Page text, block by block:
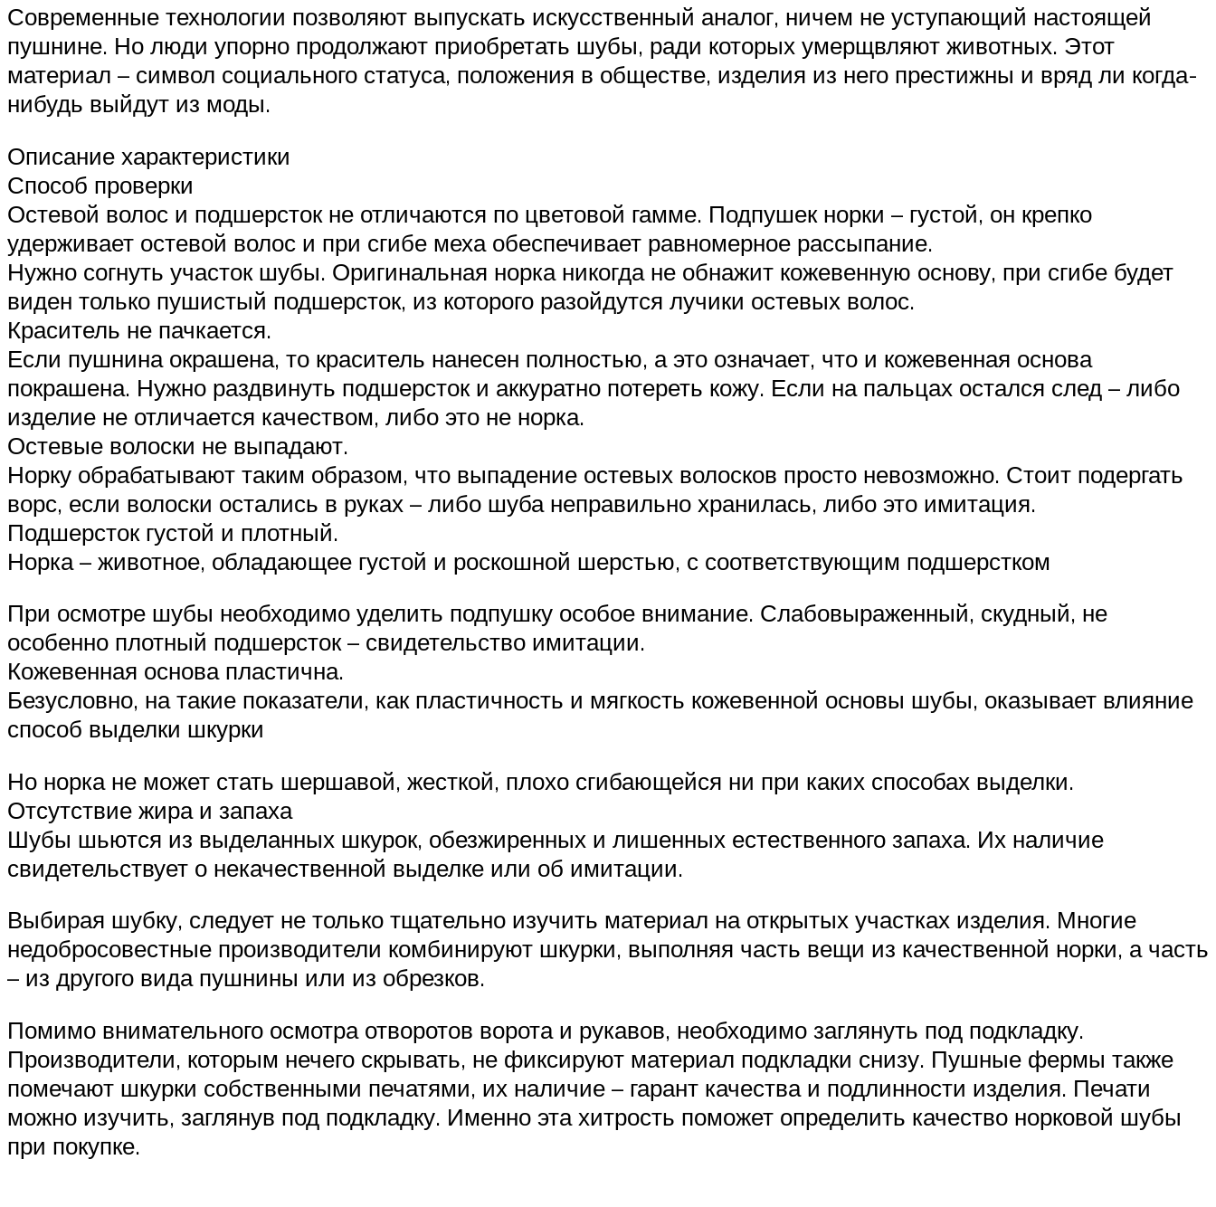
Современные технологии позволяют выпускать искусственный аналог, ничем не уступающий настоящей
пушнине. Но люди упорно продолжают приобретать шубы, ради которых умерщвляют животных. Этот
материал – символ социального статуса, положения в обществе, изделия из него престижны и вряд ли когда-
нибудь выйдут из моды.
Описание характеристики
Способ проверки
Остевой волос и подшерсток не отличаются по цветовой гамме. Подпушек норки – густой, он крепко
удерживает остевой волос и при сгибе меха обеспечивает равномерное рассыпание.
Нужно согнуть участок шубы. Оригинальная норка никогда не обнажит кожевенную основу, при сгибе будет
виден только пушистый подшерсток, из которого разойдутся лучики остевых волос.
Краситель не пачкается.
Если пушнина окрашена, то краситель нанесен полностью, а это означает, что и кожевенная основа
покрашена. Нужно раздвинуть подшерсток и аккуратно потереть кожу. Если на пальцах остался след – либо
изделие не отличается качеством, либо это не норка.
Остевые волоски не выпадают.
Норку обрабатывают таким образом, что выпадение остевых волосков просто невозможно. Стоит подергать
ворс, если волоски остались в руках – либо шуба неправильно хранилась, либо это имитация.
Подшерсток густой и плотный.
Норка – животное, обладающее густой и роскошной шерстью, с соответствующим подшерстком
При осмотре шубы необходимо уделить подпушку особое внимание. Слабовыраженный, скудный, не
особенно плотный подшерсток – свидетельство имитации.
Кожевенная основа пластична.
Безусловно, на такие показатели, как пластичность и мягкость кожевенной основы шубы, оказывает влияние
способ выделки шкурки
Но норка не может стать шершавой, жесткой, плохо сгибающейся ни при каких способах выделки.
Отсутствие жира и запаха
Шубы шьются из выделанных шкурок, обезжиренных и лишенных естественного запаха. Их наличие
свидетельствует о некачественной выделке или об имитации.
Выбирая шубку, следует не только тщательно изучить материал на открытых участках изделия. Многие
недобросовестные производители комбинируют шкурки, выполняя часть вещи из качественной норки, а часть
– из другого вида пушнины или из обрезков.
Помимо внимательного осмотра отворотов ворота и рукавов, необходимо заглянуть под подкладку.
Производители, которым нечего скрывать, не фиксируют материал подкладки снизу. Пушные фермы также
помечают шкурки собственными печатями, их наличие – гарант качества и подлинности изделия. Печати
можно изучить, заглянув под подкладку. Именно эта хитрость поможет определить качество норковой шубы
при покупке.